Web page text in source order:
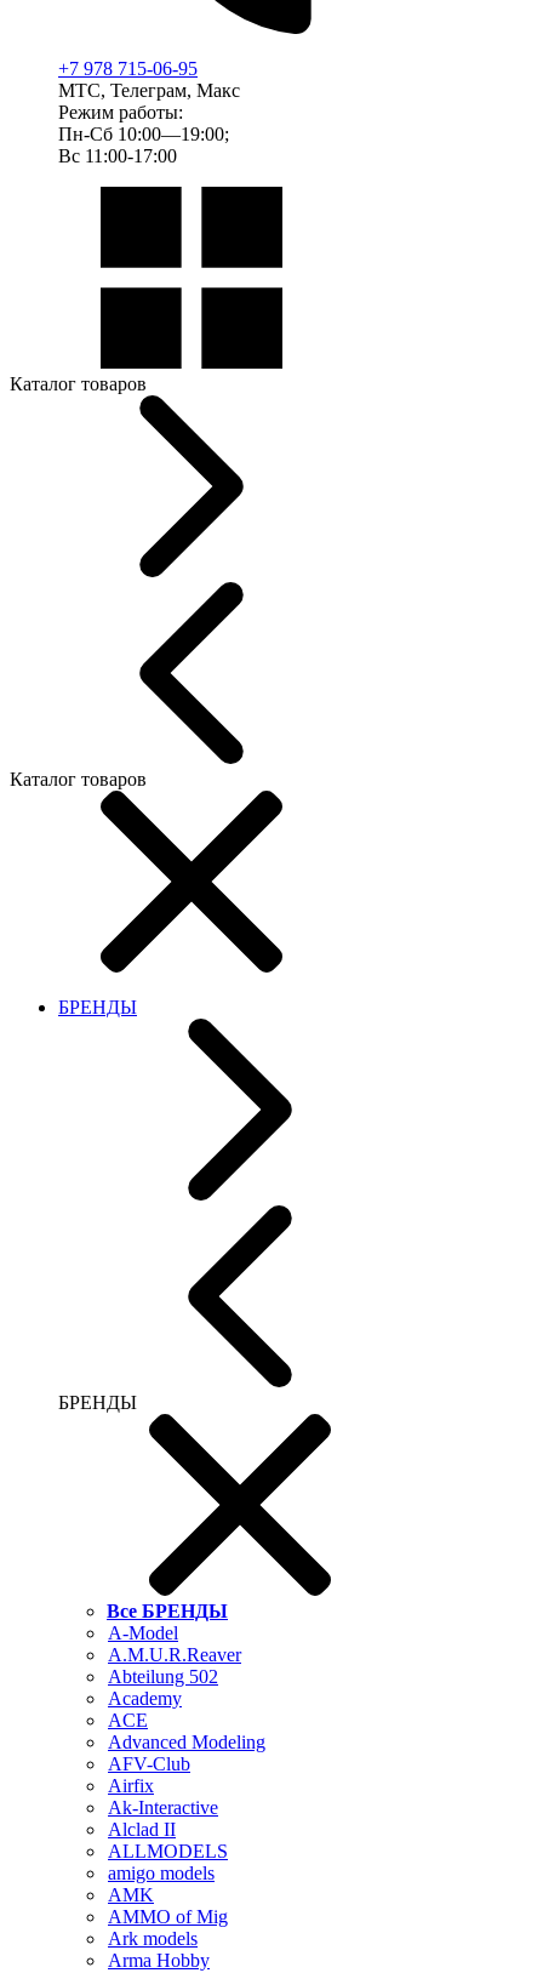
+7 978 715-06-95
МТС, Телеграм, Макс
Режим работы:
Пн-Сб 10:00—19:00;
Вс 11:00-17:00
Каталог товаров
Каталог товаров
БРЕНДЫ
БРЕНДЫ
Все БРЕНДЫ
A-Model
A.M.U.R.Reaver
Abteilung 502
Academy
ACE
Advanced Modeling
AFV-Club
Airfix
Ak-Interactive
Alclad II
ALLMODELS
amigo models
AMK
AMMO of Mig
Ark models
Arma Hobby